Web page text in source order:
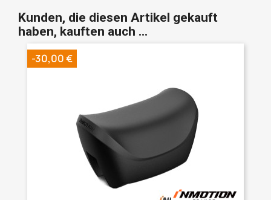
Kunden, die diesen Artikel gekauft
haben, kauften auch ...
-30,00 €